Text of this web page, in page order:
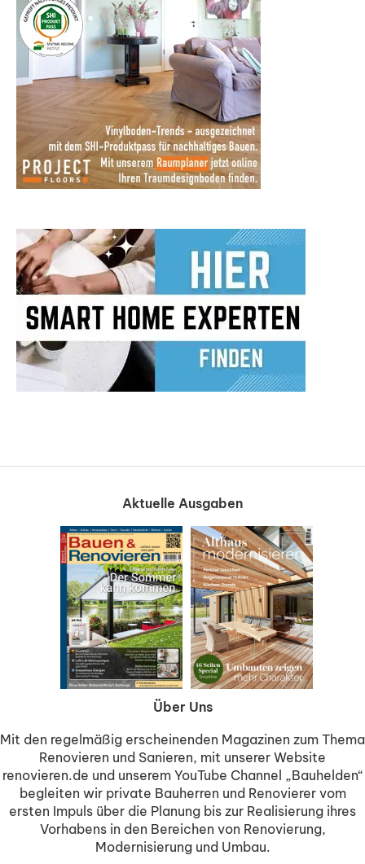
Aktuelle Ausgaben
Über Uns
Mit den regelmäßig erscheinenden Magazinen zum Thema
Renovieren und Sanieren, mit unserer Website
renovieren.de und unserem YouTube Channel „Bauhelden“
begleiten wir private Bauherren und Renovierer vom
ersten Impuls über die Planung bis zur Realisierung ihres
Vorhabens in den Bereichen von Renovierung,
Modernisierung und Umbau.